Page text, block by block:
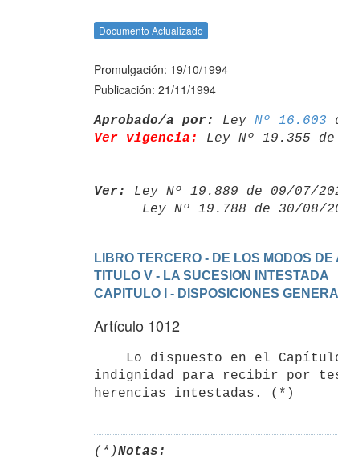
Documento Actualizado
Promulgación: 19/10/1994
Publicación: 21/11/1994
Aprobado/a por: Ley Nº 16.603
Ver vigencia:
Ley Nº 19.355
Ver: Ley Nº 19.889 de 09/07/
Ley Nº 19.788 de 30/
LIBRO TERCERO - DE LOS MODOS
TITULO V - LA SUCESION INTESTADA
CAPITULO I - DISPOSICIONES
Artículo 1012
indignidad para recibir por
(*)Notas: